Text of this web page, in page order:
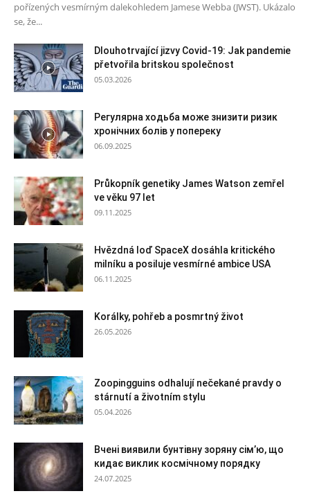
pořízených vesmírným dalekohledem Jamese Webba (JWST). Ukázalo
se, že...
Dlouhotrvající jizvy Covid-19: Jak pandemie
přetvořila britskou společnost
05.03.2026
Регулярна ходьба може знизити ризик
хронічних болів у попереку
06.09.2025
Průkopník genetiky James Watson zemřel
ve věku 97 let
09.11.2025
Hvězdná loď SpaceX dosáhla kritického
milníku a posiluje vesmírné ambice USA
06.11.2025
Korálky, pohřeb a posmrtný život
26.05.2026
Zoopingguins odhalují nečekané pravdy o
stárnutí a životním stylu
05.04.2026
Вчені виявили бунтівну зоряну сім’ю, що
кидає виклик космічному порядку
24.07.2025